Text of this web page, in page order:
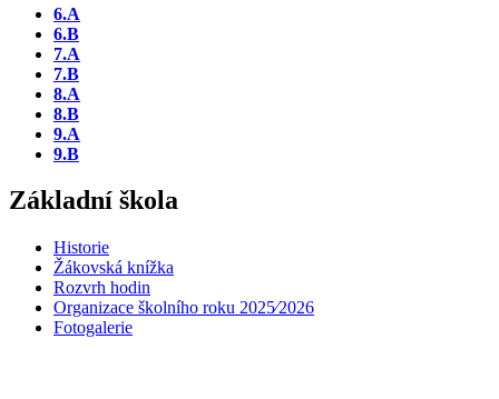
6.A
6.B
7.A
7.B
8.A
8.B
9.A
9.B
Základní škola
Historie
Žákovská knížka
Rozvrh hodin
Organizace školního roku 2025⁄2026
Fotogalerie